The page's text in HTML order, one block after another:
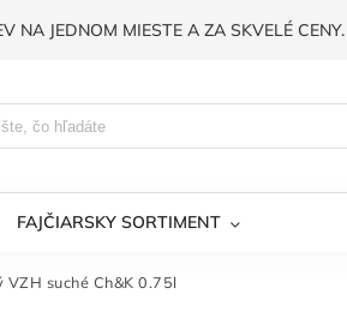
NA JEDNOM MIESTE A ZA SKVELÉ CENY.
FAJČIARSKY SORTIMENT
suché Ch&K 0.75l